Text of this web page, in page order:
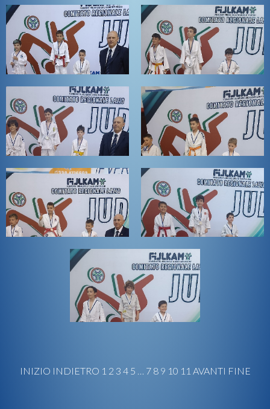
INIZIO INDIETRO 1 2 3 4 5 … 7 8 9 10 11 AVANTI FINE